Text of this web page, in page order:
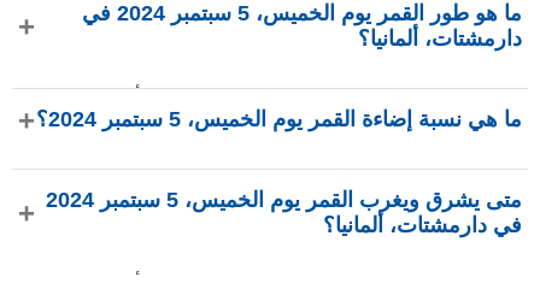
ما هو طور القمر يوم الخميس، 5 سبتمبر 2024 في
دارمشتات، ألمانيا؟
في طور هلال بإضاءة 7.11%، عمره 2.54 يومًا، ويقع في كوكبةما هي نسبة إضاءة القمر يوم الخميس، 5 سبتمبر 2024؟
لـ phasesmoon.com.
متى يشرق ويغرب القمر يوم الخميس، 5 سبتمبر 2024
في دارمشتات، ألمانيا؟